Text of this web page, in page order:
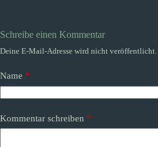
Schreibe einen Kommentar
Deine E-Mail-Adresse wird nicht veröffentlicht.
Name *
Kommentar schreiben *